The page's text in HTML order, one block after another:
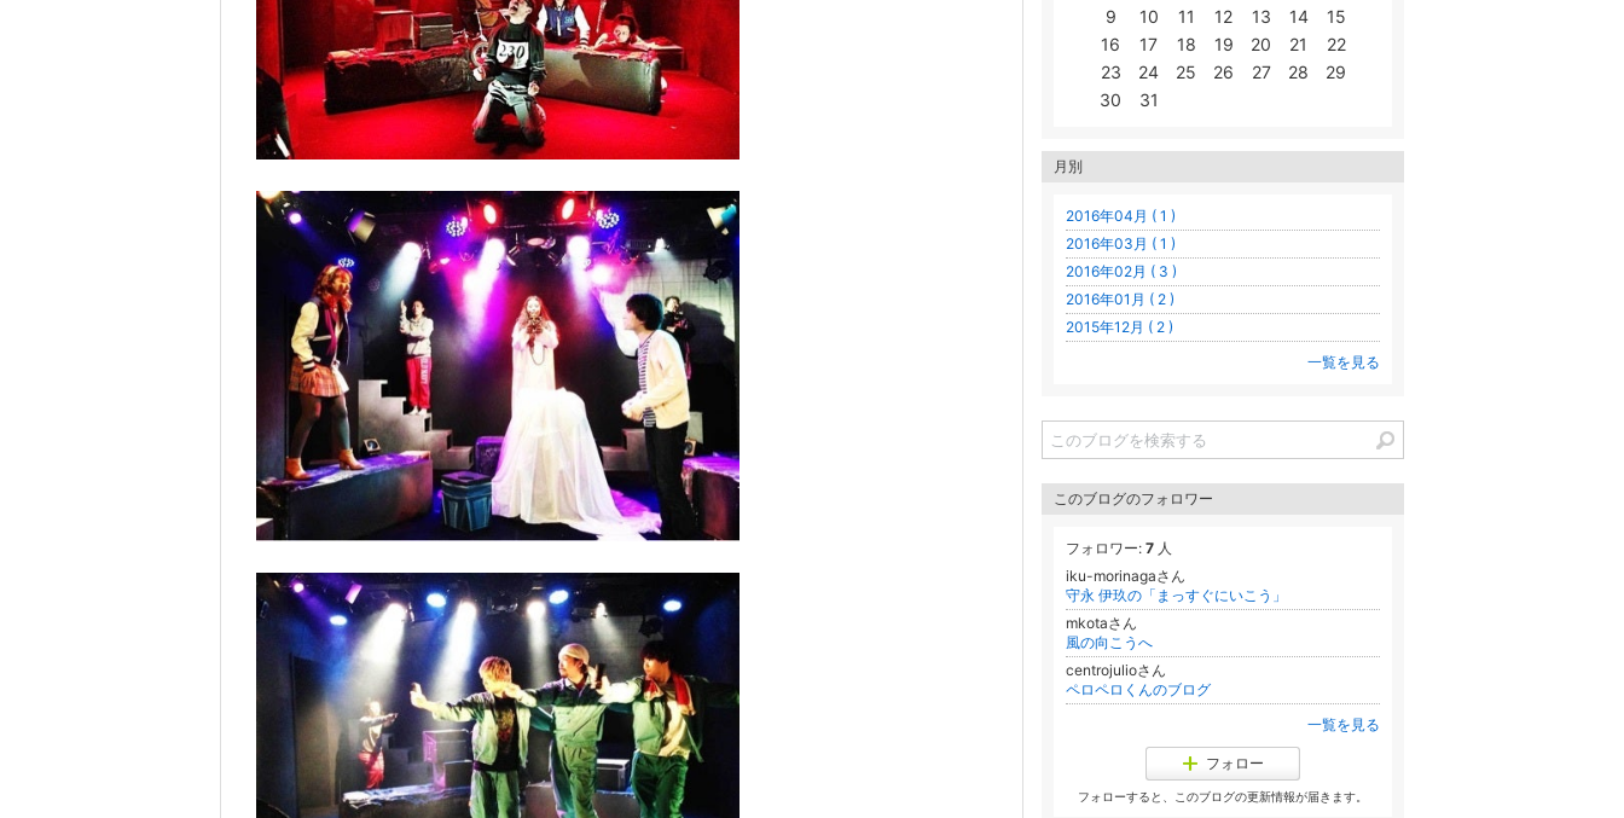
9
10 11 12 13 14
15
16
17 18 19 20 21
22
23
24 25 26 27 28
29
30
31
月別
2016年04月 ( 1 )
2016年03月 ( 1 )
2016年02月 ( 3 )
2016年01月 ( 2 )
2015年12月 ( 2 )
一覧を見る
このブログのフォロワー
フォロワー: 7 人
iku-morinagaさん
守永 伊玖の「まっすぐにいこう」
mkotaさん
風の向こうへ
centrojulioさん
ペロペロくんのブログ
一覧を見る
フォロー
フォローすると、このブログの更新情報が届きます。